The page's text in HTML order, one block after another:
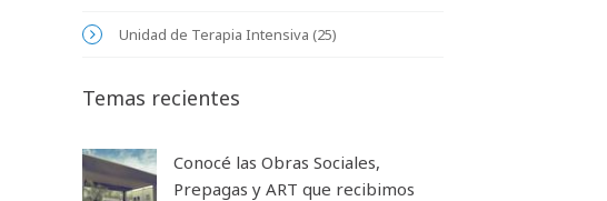
Unidad de Terapia Intensiva (25)
Temas recientes
Conocé las Obras Sociales,
Prepagas y ART que recibimos